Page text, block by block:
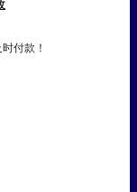
付款！